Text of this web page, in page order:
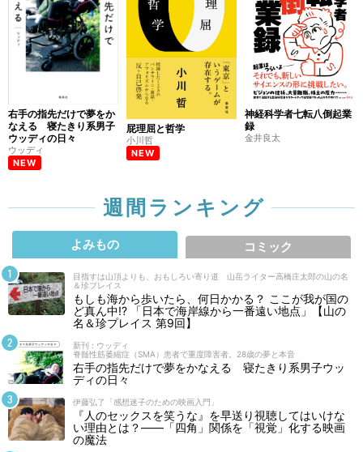
右手の指先だけで夢をか
なえる 寝たきり系男子
ウッディの日々
ウッディ
NEW
屁理屈と哲学
小川哲
NEW
神経科学者七転八倒起業
録
金井良太
週間ランキング
よみもの コミック
目指すは山頂よりも、おもしろい寄り道 山岳ライター高橋庄太郎の山の名
＆珍プレイス
もしも海から歩いたら、何日かかる？ ここが我が国の
ど真ん中!? 「日本で海岸線から一番遠い地点」【山の
名＆珍プレイス 第9回】
新刊 : ウッディ
脊髄性筋萎縮症（SMA）患者で重度障害者。28歳の夢と本音
右手の指先だけで夢をかなえる 寝たきり系男子ウッ
ディの日々
伊藤弘了「感想迷子のための映画入門」
『人のセックスを笑うな』を早送り視聴してはいけな
い理由とは？――「四角」関係を「視覚」化する映画
の魔法